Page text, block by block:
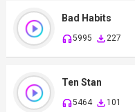
Bad Habits
5995 227
Ten Stan
5464 101